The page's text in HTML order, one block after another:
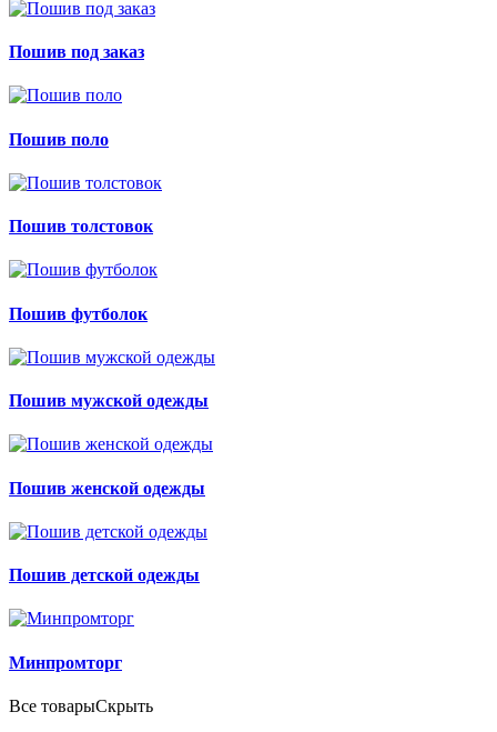
Пошив под заказ
Пошив поло
Пошив толстовок
Пошив футболок
Пошив мужской одежды
Пошив женской одежды
Пошив детской одежды
Минпромторг
Все товарыСкрыть